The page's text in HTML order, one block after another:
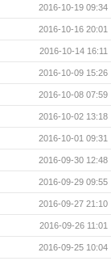
2016-10-19 09:34
2016-10-16 20:01
2016-10-14 16:11
2016-10-09 15:26
2016-10-08 07:59
2016-10-02 13:18
2016-10-01 09:31
2016-09-30 12:48
2016-09-29 09:55
2016-09-27 21:10
2016-09-26 11:01
2016-09-25 10:04